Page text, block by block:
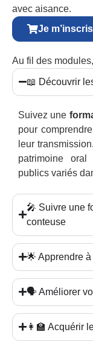
avec aisance.
Je
Au fil des
📖 Découvrir
Suivez une
pour
leur
patrimoine oral
publics variés
🎤 Suivre une
conteuse
🌟 Apprendre
🗣️ Améliorer
👩‍🏫 Acquérir